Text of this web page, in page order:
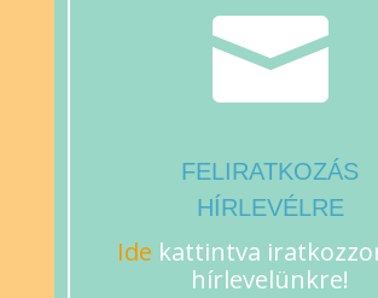

FELIRATKOZÁS
HÍRLEVÉLRE
Ide kattintva
hírlevelünkre!